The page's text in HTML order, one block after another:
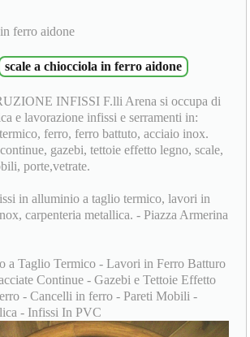
ferro aidone
scale a chiocciola in ferro aidone
INFISSI F.lli Arena si occupa di
e lavorazione infissi e serramenti in:
ferro, ferro battuto, acciaio inox.
gazebi, tettoie effetto legno, scale,
porte,vetrate.
in alluminio a taglio termico, lavori in
carpenteria metallica. - Piazza Armerina
a Taglio Termico - Lavori in Ferro Batturo
Continue - Gazebi e Tettoie Effetto
- Cancelli in ferro - Pareti Mobili -
- Infissi In PVC